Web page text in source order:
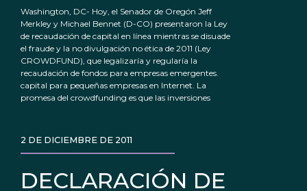
Washington, DC- Hoy, el Senador de Oregón Jeff
Merkley y Michael Bennet (D-CO) presentaron la Ley
de recaudación de capital en línea mientras se disuade
el fraude y la no divulgación no ética de 2011 (Ley
CROWDFUND), que legalizaría y regularía la
recaudación de fondos para empresas emergentes.
capital para pequeñas empresas en Internet. La
promesa del crowdfunding es que las inversiones
DECLARACIÓN DE
2 DE DICIEMBRE DE 2011